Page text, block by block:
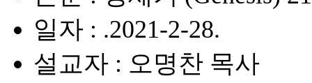
일자 : .2021-2-28.
설교자 : 오명찬 목사